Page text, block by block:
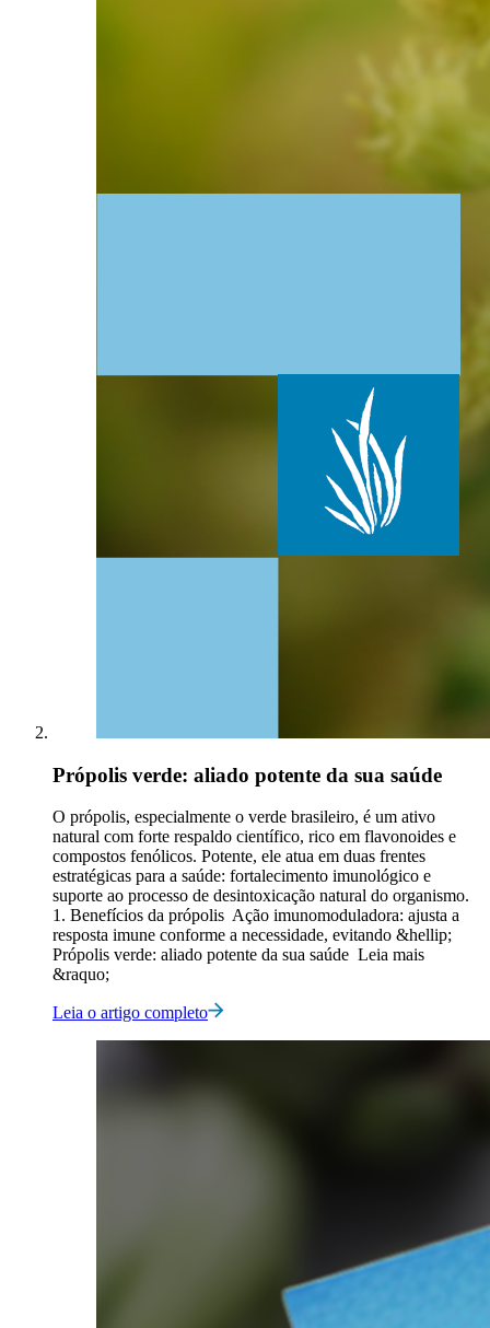
Própolis verde: aliado potente da sua saúde
O própolis, especialmente o verde brasileiro, é um ativo
natural com forte respaldo científico, rico em flavonoides e
compostos fenólicos. Potente, ele atua em duas frentes
estratégicas para a saúde: fortalecimento imunológico e
suporte ao processo de desintoxicação natural do organismo.
1. Benefícios da própolis Ação imunomoduladora: ajusta a
resposta imune conforme a necessidade, evitando &hellip;
Própolis verde: aliado potente da sua saúde Leia mais
&raquo;
Leia o artigo completo